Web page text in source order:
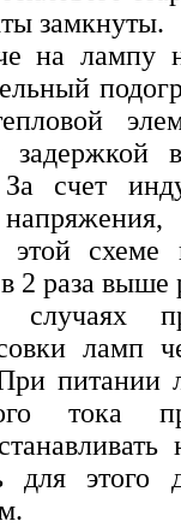
замкнуты.
на лампу
задержкой
За счет
схеме
2 раза выше
ламп
питании
тока
для этого